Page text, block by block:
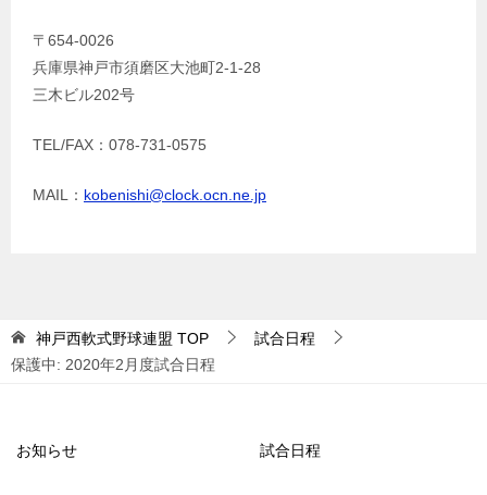
〒654-0026
兵庫県神戸市須磨区大池町2-1-28
三木ビル202号
TEL/FAX：078-731-0575
MAIL： kobenishi@clock.ocn.ne.jp
神戸西軟式野球連盟 TOP
試合日程
保護中: 2020年2月度試合日程
お知らせ 試合日程